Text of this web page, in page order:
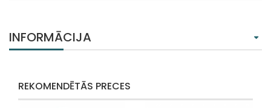
INFORMĀCIJA
REKOMENDĒTĀS PRECES